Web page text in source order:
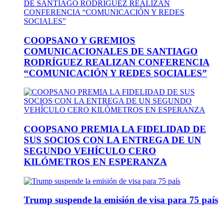
COOPSANO Y GREMIOS
COMUNICACIONALES DE SANTIAGO
RODRÍGUEZ REALIZAN CONFERENCIA
“COMUNICACIÓN Y REDES SOCIALES”
COOPSANO PREMIA LA FIDELIDAD DE
SUS SOCIOS CON LA ENTREGA DE UN
SEGUNDO VEHÍCULO CERO
KILÓMETROS EN ESPERANZA
Trump suspende la emisión de visa para 75 país